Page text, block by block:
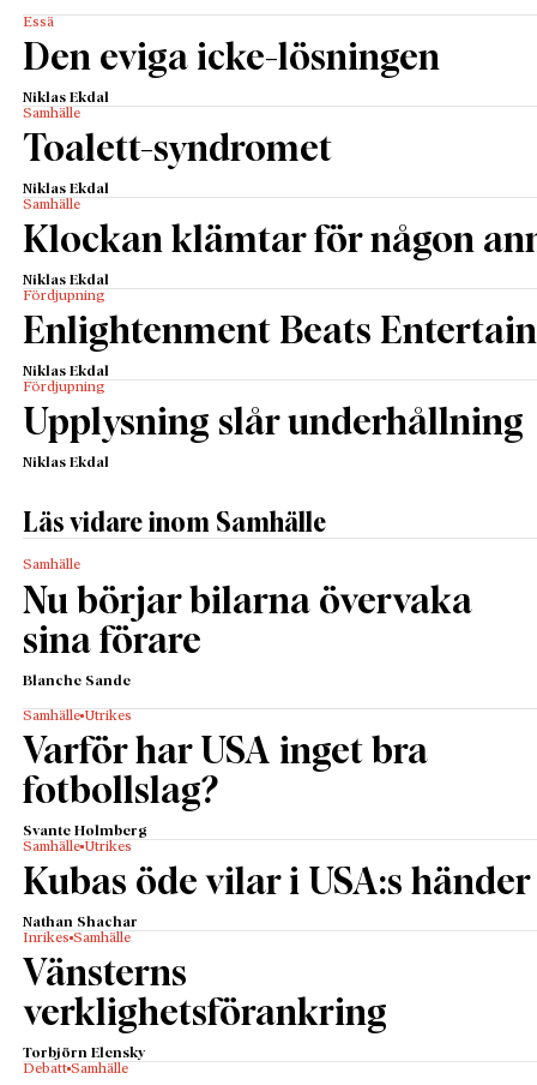
Essä
Den eviga icke-lösningen
Niklas Ekdal
Samhälle
Toalett-syndromet
Niklas Ekdal
Samhälle
Klockan klämtar för någon
Niklas Ekdal
Fördjupning
Enlightenment Beats
Niklas Ekdal
Fördjupning
Upplysning slår underhållning
Niklas Ekdal
Läs vidare inom Samhälle
Samhälle
Nu börjar bilarna övervaka
sina förare
Blanche Sande
Samhälle Utrikes
Varför har USA inget bra
fotbollslag?
Svante Holmberg
Samhälle Utrikes
Kubas öde vilar i USA:s händer
Nathan Shachar
Inrikes Samhälle
Vänsterns
verklighetsförankring
Torbjörn Elensky
Debatt Samhälle